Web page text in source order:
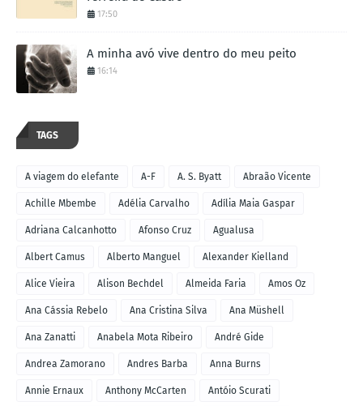
17:50
A minha avó vive dentro do meu peito
16:14
TAGS
A viagem do elefante A-F A. S. Byatt Abraão Vicente
Achille Mbembe Adélia Carvalho Adília Maia Gaspar
Adriana Calcanhotto Afonso Cruz Agualusa
Albert Camus Alberto Manguel Alexander Kielland
Alice Vieira Alison Bechdel Almeida Faria Amos Oz
Ana Cássia Rebelo Ana Cristina Silva Ana Müshell
Ana Zanatti Anabela Mota Ribeiro André Gide
Andrea Zamorano Andres Barba Anna Burns
Annie Ernaux Anthony McCarten Antóio Scurati